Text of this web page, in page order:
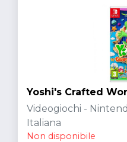
Yoshi's Crafted
Videogiochi -
Italiana
Non disponibile